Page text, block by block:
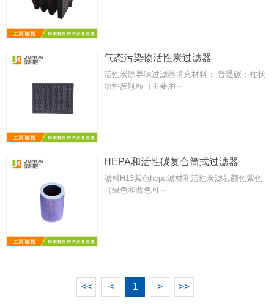
气态污染物活性炭过滤器
活性炭除异味过滤器填充材料： 普通碳：柱状
活性炭颗粒（主要用···
HEPA和活性碳复合筒式过滤器
滤料H13紫色hepa滤材和活性炭滤芯颜色紫色
（绿色和蓝色可···
<< < 1 > >>